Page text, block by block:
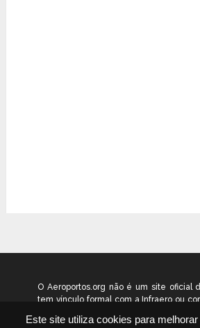
Este site utiliza cookies para
O Aeroportos.org não é um site oficial
tem vínculo formal com a Infraero ou
como um guia independente de